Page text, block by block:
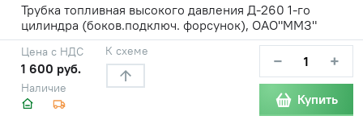
Трубка топливная высокого давления Д-260 1-го
цилиндра (боков.подключ. форсунок), ОАО"ММЗ"
Наличие
Цена с НДС
1 600 руб.
К схеме − +
Купить